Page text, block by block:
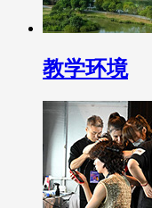
教学环境